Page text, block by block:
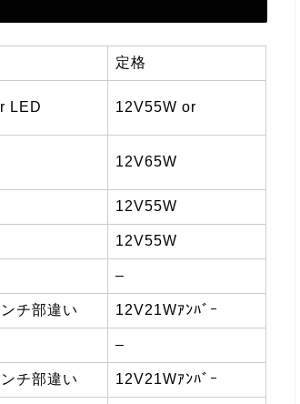
定格
LED 12V55W or
12V65W
12V55W
12V55W
–
チ部違い 12V21Wｱﾝﾊﾞｰ
–
チ部違い 12V21Wｱﾝﾊﾞｰ